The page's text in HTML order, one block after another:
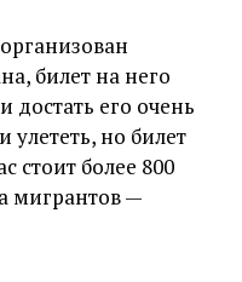
билет на него
достать его очень
но билет
стоит более 800
мигрантов —